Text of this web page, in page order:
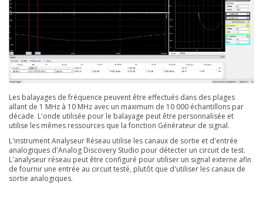
Les balayages de fréquence peuvent être effectués dans des plages
allant de 1 MHz à 10 MHz avec un maximum de 10 000 échantillons par
décade. L'onde utilisée pour le balayage peut être personnalisée et
utilise les mêmes ressources que la fonction Générateur de signal.
L'instrument Analyseur Réseau utilise les canaux de sortie et d'entrée
analogiques d'Analog Discovery Studio pour détecter un circuit de test.
L'analyseur réseau peut être configuré pour utiliser un signal externe afin
de fournir une entrée au circuit testé, plutôt que d'utiliser les canaux de
sortie analogiques.